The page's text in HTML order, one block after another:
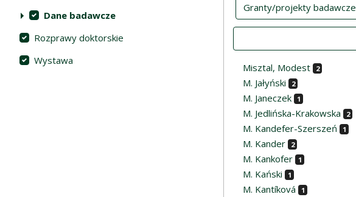
Dane badawcze
Rozprawy doktorskie
Wystawa
Granty/projekty badawcze
Misztal, Modest 2
M. Jałyński 2
M. Janeczek 1
M. Jedlińska-Krakowska 2
M. Kandefer-Szerszeń 1
M. Kander 2
M. Kankofer 1
M. Kański 1
M. Kantíková 1